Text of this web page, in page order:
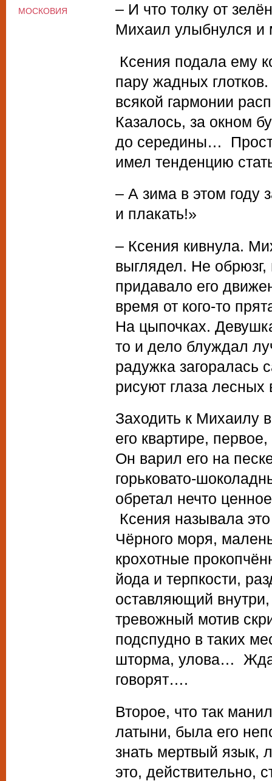
– И что толку от
Михаил улыбнулся и
Ксения подала ему
пару жадных
всякой гармонии
Казалось, за окном
до середины…
имел тенденцию
– А зима в этом году
и плакать!»
– Ксения кивнула.
выглядел. Не обрюзг,
придавало его
время от кого-то
На цыпочках.
то и дело блуждал
радужка загоралась
рисуют глаза
Заходить к Михаилу
его квартире,
Он варил его на
горьковато-
обретал нечто
Ксения называла
Чёрного моря,
крохотные
йода и терпкости,
оставляющий
тревожный мотив
подспудно в таких
шторма, улова…
говорят….
Второе, что так
латыни, была его
знать мертвый язык,
это, действительно,
МОСКОВИЯ